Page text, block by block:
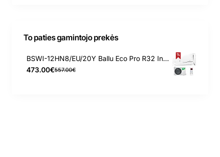
To paties gamintojo prekės
BSWI-12HN8/EU/20Y Ballu Eco Pro R32 Inverter 3.2/3.3 kW kondicionierius
473.00€557.00€